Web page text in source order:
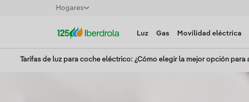
Hogares
Luz Gas Movilidad eléctrica
Tarifas de luz para coche eléctrico: ¿Cómo elegir la mejor opción para